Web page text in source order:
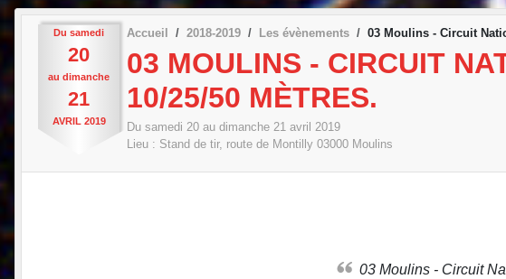
Du samedi
20
au dimanche
21
AVRIL 2019
Accueil 2018-2019 Les évènements 03 Moulins - Circuit
03 MOULINS - CIRCUIT
10/25/50 MÈTRES.
Du samedi 20 au dimanche 21 avril 2019
Lieu : Stand de tir, route de Montilly 03000 Moulins
03 Moulins - Circuit